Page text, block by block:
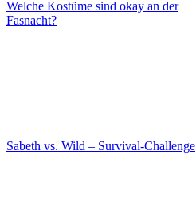
Welche Kostüme sind okay an der
Fasnacht?
Sabeth vs. Wild – Survival-Challenge